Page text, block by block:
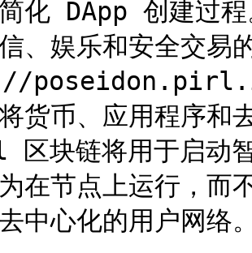
化 DApp 创建过
、娱乐和安全交易
货币、应用程序和
块链将用于启动
在节点上运行，
中心化的用户网络